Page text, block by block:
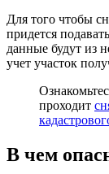
Для того чтобы
придется
данные будут из
учет участок
проходит
В чем